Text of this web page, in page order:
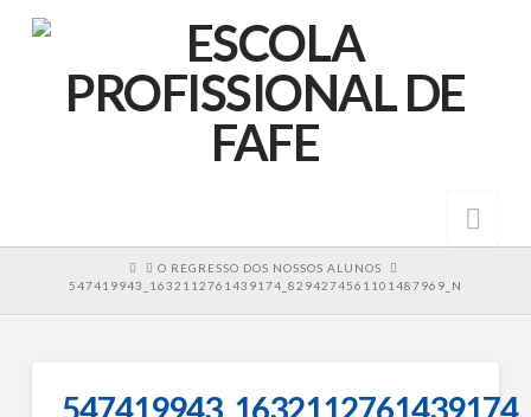
HOME
O REGRESSO DOS NOSSOS ALUNOS
547419943_1632112761439174_8294274561101487969_N